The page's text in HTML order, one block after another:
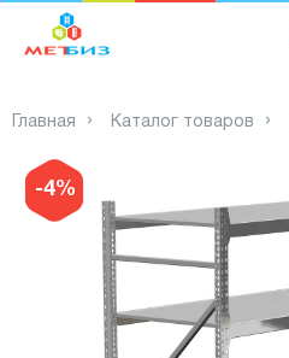
Главная Каталог товаров
-4%